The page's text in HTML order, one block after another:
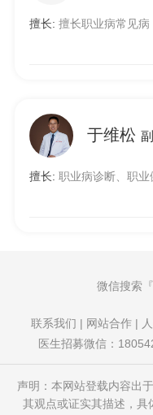
擅长: 擅长职业病常见病
于维松
擅长: 职业病诊断、职业
微信搜索
联系我们 | 网站合作|
医生招募微信：
声明：本网站登载内容出
其观点或证实其描述，具